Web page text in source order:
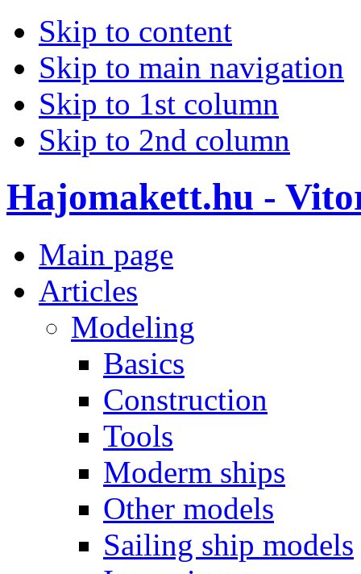
Skip to content
Skip to main navigation
Skip to 1st column
Skip to 2nd column
Hajomakett.hu -
Main page
Articles
Modeling
Basics
Construction
Tools
Moderm ships
Other models
Sailing ship models